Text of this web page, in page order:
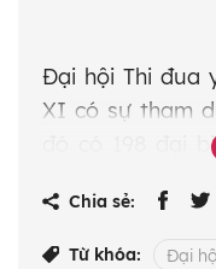
Đại hội Thi đua
XI có sự tham
đó có 198 đại
các tập thể anh
quốc, các điển
Chia sẻ:
Từ khóa: Đại